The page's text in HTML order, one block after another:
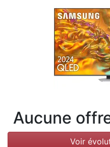
Aucune
Voir